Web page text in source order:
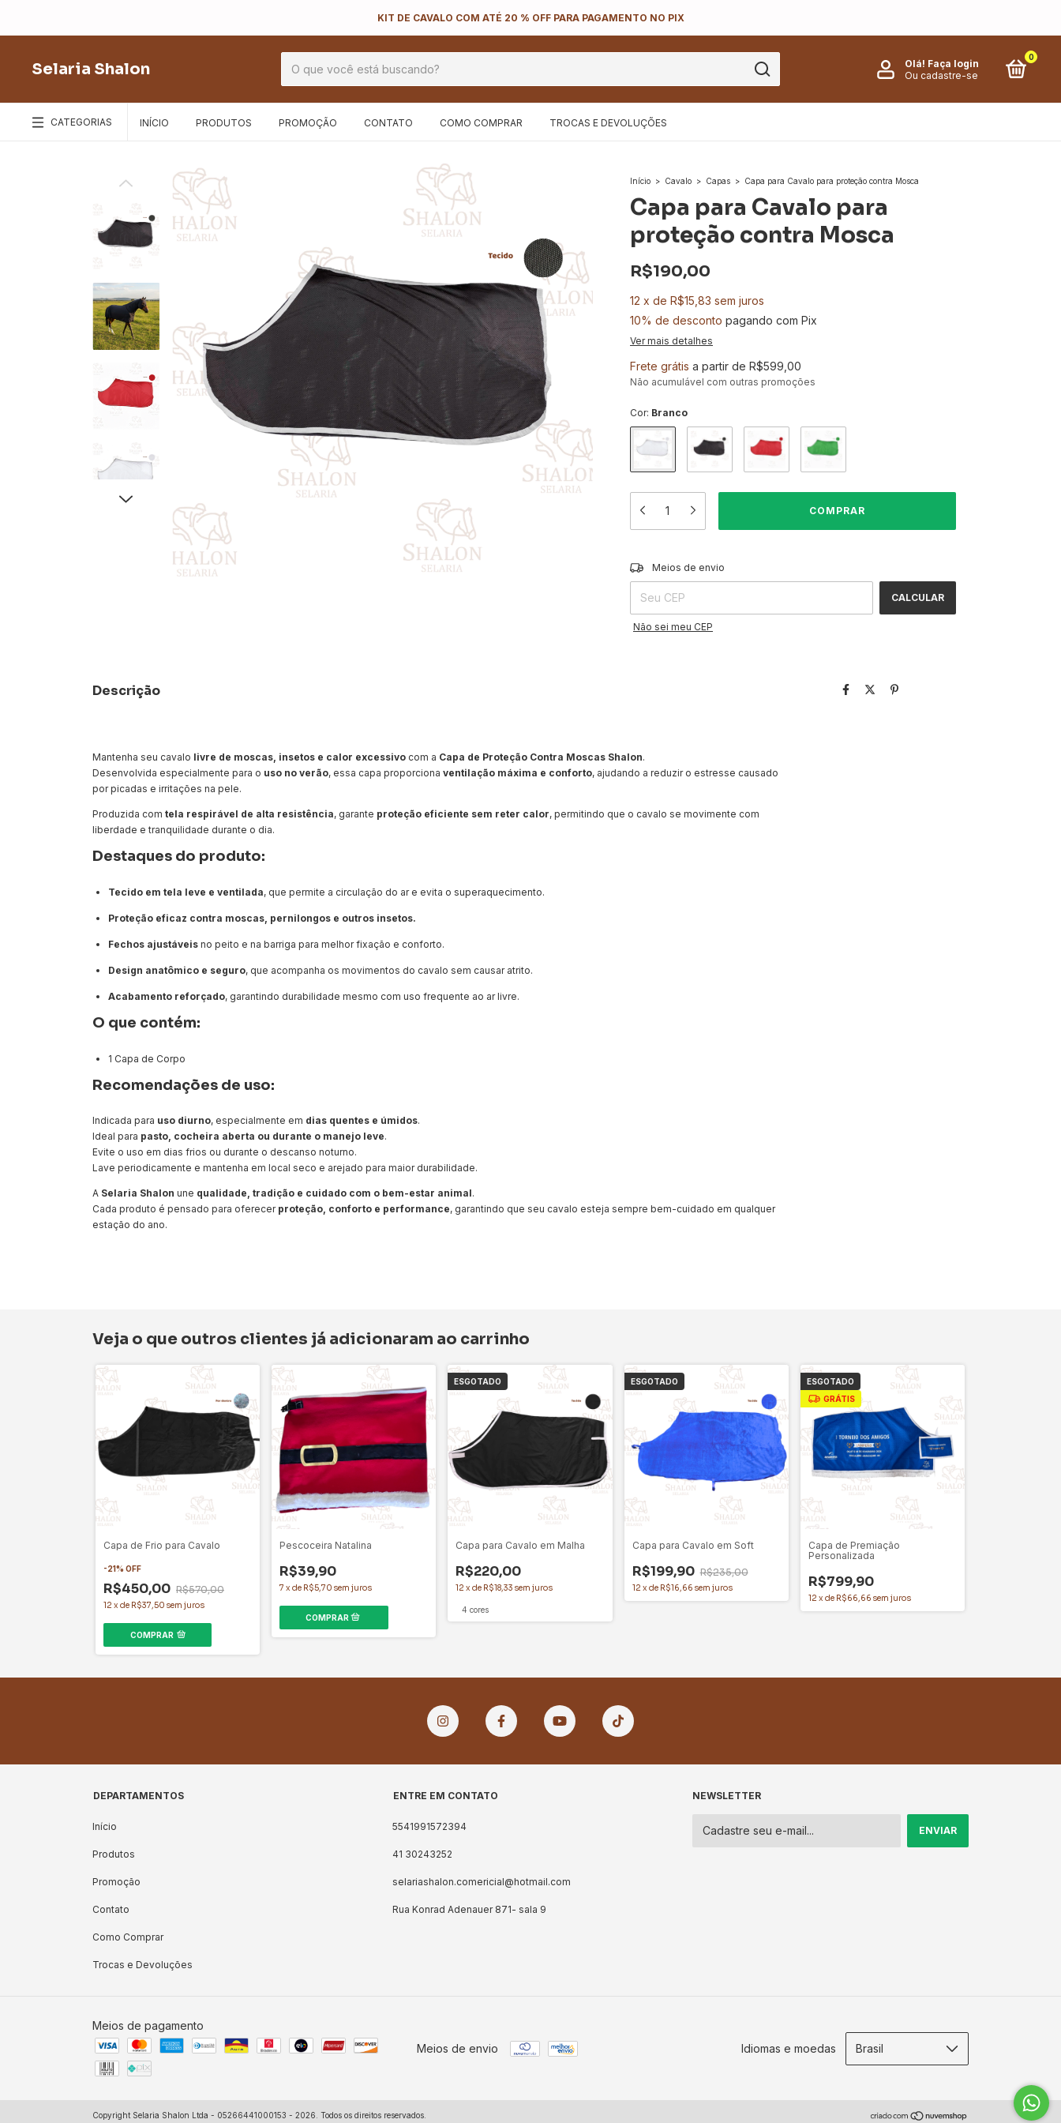
KIT DE CAVALO COM ATÉ 20 % OFF PARA PAGAMENTO NO PIX
Selaria Shalon Olá! Faça login
Ou cadastre-se
0
CATEGORIAS INÍCIO PRODUTOS PROMOÇÃO CONTATO COMO COMPRAR TROCAS E DEVOLUÇÕES
Início > Cavalo > Capas > Capa para Cavalo para proteção contra Mosca
Capa para Cavalo para
proteção contra Mosca
R$190,00
12 x de R$15,83 sem juros
10% de desconto pagando com Pix
Ver mais detalhes
Frete grátis a partir de R$599,00
Não acumulável com outras promoções
Cor: Branco
Entregas para o CEP:
Meios de envio
CALCULAR
Não sei meu CEP
Descrição
Mantenha seu cavalo livre de moscas, insetos e calor excessivo com a Capa de Proteção Contra Moscas Shalon.
Desenvolvida especialmente para o uso no verão, essa capa proporciona ventilação máxima e conforto, ajudando a reduzir o estresse causado
por picadas e irritações na pele.
Produzida com tela respirável de alta resistência, garante proteção eficiente sem reter calor, permitindo que o cavalo se movimente com
liberdade e tranquilidade durante o dia.
Destaques do produto:
Tecido em tela leve e ventilada, que permite a circulação do ar e evita o superaquecimento.
Proteção eficaz contra moscas, pernilongos e outros insetos.
Fechos ajustáveis no peito e na barriga para melhor fixação e conforto.
Design anatômico e seguro, que acompanha os movimentos do cavalo sem causar atrito.
Acabamento reforçado, garantindo durabilidade mesmo com uso frequente ao ar livre.
O que contém:
1 Capa de Corpo
Recomendações de uso:
Indicada para uso diurno, especialmente em dias quentes e úmidos.
Ideal para pasto, cocheira aberta ou durante o manejo leve.
Evite o uso em dias frios ou durante o descanso noturno.
Lave periodicamente e mantenha em local seco e arejado para maior durabilidade.
A Selaria Shalon une qualidade, tradição e cuidado com o bem-estar animal.
Cada produto é pensado para oferecer proteção, conforto e performance, garantindo que seu cavalo esteja sempre bem-cuidado em qualquer
estação do ano.
Veja o que outros clientes já adicionaram ao carrinho
Capa de Frio para Cavalo
-21% OFF
R$450,00 R$570,00
12 xde R$37,50 sem juros
COMPRAR
Pescoceira Natalina
R$39,90
7 xde R$5,70 sem juros
ESGOTADO
Capa para Cavalo em Malha
R$220,00
12 xde R$18,33 sem juros
4 cores
ESGOTADO
Capa para Cavalo em Soft
R$199,90 R$235,00
12 xde R$16,66 sem juros
ESGOTADO
GRÁTIS
Capa de Premiação
Personalizada
R$799,90
12 xde R$66,66 sem juros
DEPARTAMENTOS
Início
Produtos
Promoção
Contato
Como Comprar
Trocas e Devoluções
ENTRE EM CONTATO
5541991572394
41 30243252
selariashalon.comericial@hotmail.com
Rua Konrad Adenauer 871- sala 9
NEWSLETTER
Meios de pagamento
Meios de envio
Idiomas e moedas
Copyright Selaria Shalon Ltda - 05266441000153 - 2026. Todos os direitos reservados.